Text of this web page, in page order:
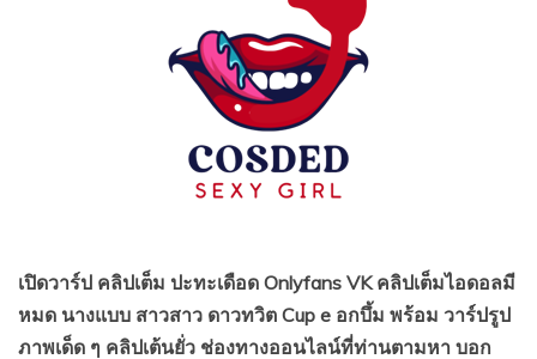
เปิดวาร์ป คลิปเต็ม ปะทะเดือด Onlyfans VK คลิปเต็มไอดอลมี
หมด นางแบบ สาวสาว ดาวทวิต Cup e อกบึ้ม พร้อม วาร์ปรูป
ภาพเด็ด ๆ คลิปเต้นยั่ว ช่องทางออนไลน์ที่ท่านตามหา บอก